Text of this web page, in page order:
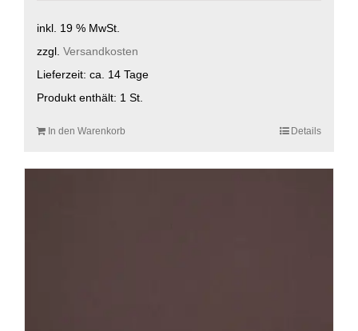
inkl. 19 % MwSt.
zzgl. Versandkosten
Lieferzeit: ca. 14 Tage
Produkt enthält: 1 St.
In den Warenkorb Details